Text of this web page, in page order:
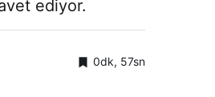
ediyor.
0dk, 57sn